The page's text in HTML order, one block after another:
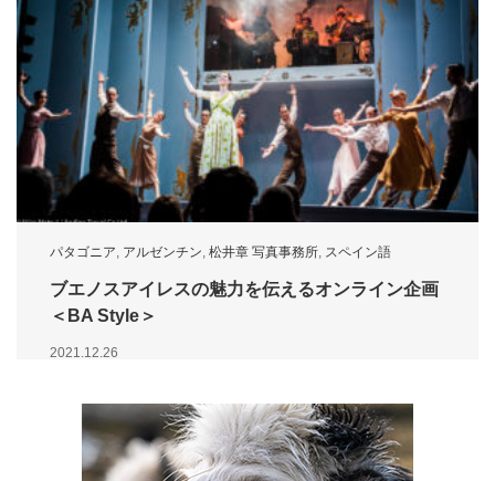
パタゴニア, アルゼンチン, 松井章 写真事務所, スペイン語
ブエノスアイレスの魅力を伝えるオンライン企画
＜BA Style＞
2021.12.26